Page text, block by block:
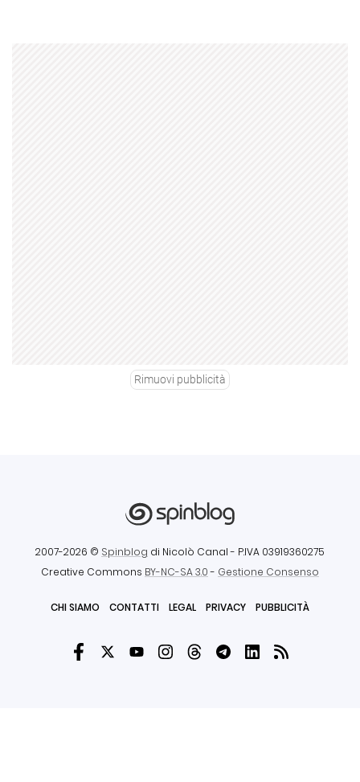
Rimuovi pubblicità
2007-2026 © Spinblog di Nicolò Canal - P.IVA 03919360275
Creative Commons BY-NC-SA 3.0- Gestione Consenso
CHI SIAMO CONTATTI LEGAL PRIVACY PUBBLICITÀ